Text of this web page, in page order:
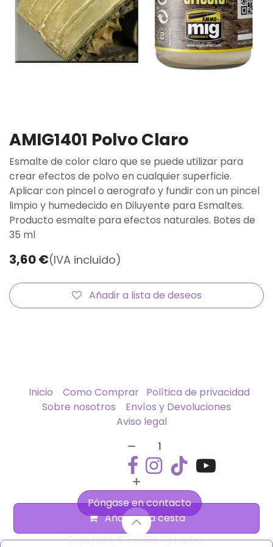
AMIG1401 Polvo Claro
Esmalte de color claro que se puede utilizar para
crear efectos de polvo en cualquier superficie.
Aplicar con pincel o aerografo y fundir con un pincel
limpio y humedecido en Diluyente para Esmaltes.
Producto esmalte para efectos naturales. Botes de
35 ml
3,60€(IVA incluido)
Añadir a la cesta
Añadir a lista de deseos
Inicio Como Comprar Política de privacidad
Sobre nosotros
Envíos y Devoluciones
Aviso legal
Póngase en contacto
Copyright © Estalia Córdoba